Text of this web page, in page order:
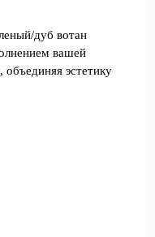
дуб вотан
вашей
эстетику